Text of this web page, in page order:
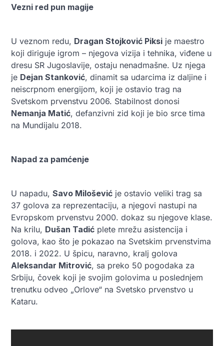
Vezni red pun magije
U veznom redu, Dragan Stojković Piksi je maestro
koji diriguje igrom – njegova vizija i tehnika, viđene u
dresu SR Jugoslavije, ostaju nenadmašne. Uz njega
je Dejan Stanković, dinamit sa udarcima iz daljine i
neiscrpnom energijom, koji je ostavio trag na
Svetskom prvenstvu 2006. Stabilnost donosi
Nemanja Matić, defanzivni zid koji je bio srce tima
na Mundijalu 2018.
Napad za pamćenje
U napadu, Savo Milošević je ostavio veliki trag sa
37 golova za reprezentaciju, a njegovi nastupi na
Evropskom prvenstvu 2000. dokaz su njegove klase.
Na krilu, Dušan Tadić plete mrežu asistencija i
golova, kao što je pokazao na Svetskim prvenstvima
2018. i 2022. U špicu, naravno, kralj golova
Aleksandar Mitrović, sa preko 50 pogodaka za
Srbiju, čovek koji je svojim golovima u poslednjem
trenutku odveo „Orlove“ na Svetsko prvenstvo u
Kataru.